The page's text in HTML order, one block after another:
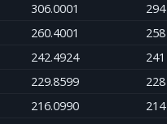
306.0001 294
260.4001 258
242.4924 241
229.8599 228
216.0990 214